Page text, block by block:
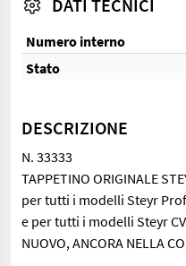
DATI TECNICI
Numero interno
Stato
DESCRIZIONE
N. 33333
TAPPETINO ORIGINALE
per tutti i modelli Steyr
e per tutti i modelli Steyr
NUOVO, ANCORA NELLA